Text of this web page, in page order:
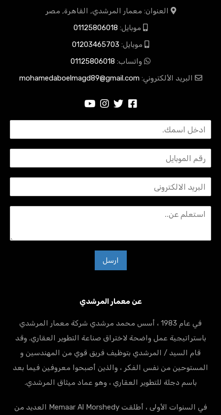
العنوان: معمار المرشدي, القاهرة, مصر
موبايل: 01125806018
موبايل: 01203465703
واتساب: 01125806018
البريد الألكتروني:mohamedaboelmagd89@gmail.com
ارسل
عن معمار المرشدي
في عام 1983 ، أسس محمد مرشدي شركة معمار المرشدي
باستراتيجية عمل واضحة لاختراق صناعة التطوير العقاري. وقد
قام السيد / المرشدي بتوظيف فريق قوي من المهندسين و
المستوحين من نفس الفكر ، والذين أصبحوا معروفين فيما بعد
باسم دجلة للتطوير العقاري ، وهو عماد ميثاق المرشدي.
في السنوات الأولى ، أطلقت Memaar Al Morshedy العديد من